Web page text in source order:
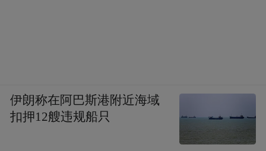
伊朗称在阿巴斯港附近海域
扣押12艘违规船只